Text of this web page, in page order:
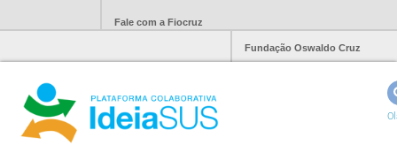
Fale com a Fiocruz
Fundação Oswaldo Cruz